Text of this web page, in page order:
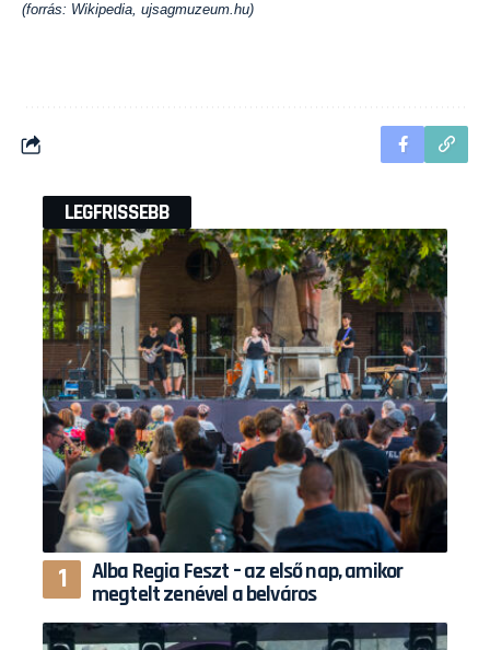
(forrás: Wikipedia, ujsagmuzeum.hu)
LEGFRISSEBB
Alba Regia Feszt – az első nap, amikor
megtelt zenével a belváros